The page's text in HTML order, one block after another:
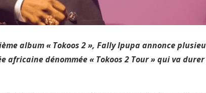
album « Tokoos 2 », Fally Ipupa annonce
africaine dénommée « Tokoos 2 Tour » qui va